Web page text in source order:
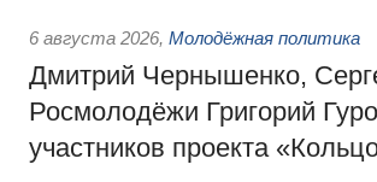
6 августа 2026, Молодёжная политика
Дмитрий Чернышенко,
Росмолодёжи Григорий
участников проекта